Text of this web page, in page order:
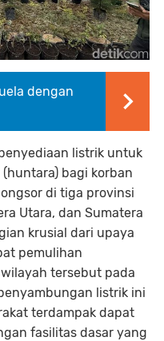
dengan
listrik untuk
bagi korban
di tiga provinsi
Utara, dan Sumatera
krusial dari upaya
pemulihan
tersebut pada
listrik ini
terdampak dapat
fasilitas dasar yang